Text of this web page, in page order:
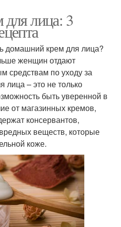
лица: 3
домашний крем для лица?
женщин отдают
средствам по уходу за
– это не только
быть уверенной в
от магазинных кремов,
консервантов,
веществ, которые
коже.